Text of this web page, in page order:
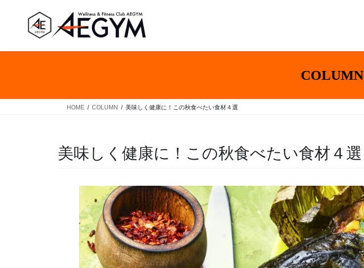
ツ
ッ
シ
移
COLUMN
HOME COLUMN 美味しく健康に！この秋食べたい食材４選
美味しく健康に！この秋食べたい食材４選